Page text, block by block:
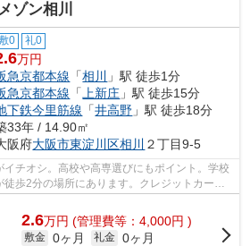
ゾン相川
0 礼0
万円
急京都本線 「相川
」駅 徒歩1分
急京都本線 「 上新庄 」駅 徒歩15分
下鉄今里筋線 「井高野 」駅 徒歩18分
33年 / 14.90㎡
阪府大阪市東淀川区相川 ２丁目9-5
イチオシ。高校や高専選びにもポイント。学校
歩2分の場所にあります。クレジットカード
るので、...
2.6万円 (管理費等：4,000円 )
敷金 0ヶ月 礼金 0ヶ月